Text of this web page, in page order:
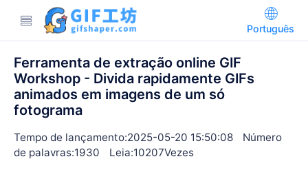
Português
Ferramenta de extração online GIF
Workshop - Divida rapidamente GIFs
animados em imagens de um só
fotograma
Tempo de lançamento:2025-05-20 15:50:08
Número
de palavras:1930
Leia:10207Vezes